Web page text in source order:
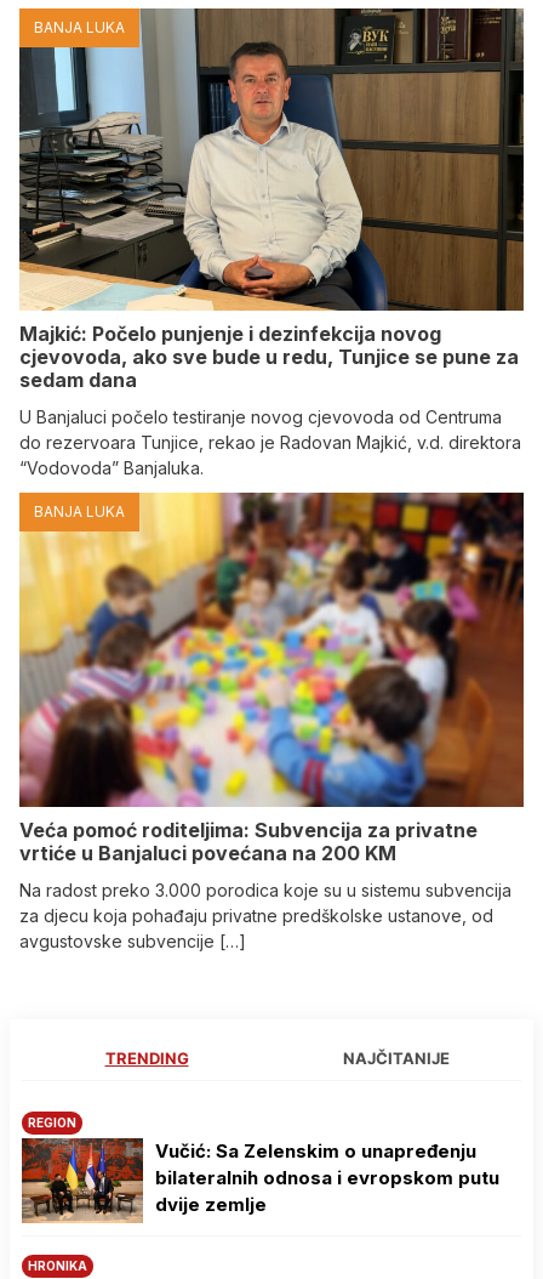
BANJA LUKA
Majkić: Počelo punjenje i dezinfekcija novog
cjevovoda, ako sve bude u redu, Tunjice se pune za
sedam dana
U Banjaluci počelo testiranje novog cjevovoda od Centruma
do rezervoara Tunjice, rekao je Radovan Majkić, v.d. direktora
“Vodovoda” Banjaluka.
BANJA LUKA
Veća pomoć roditeljima: Subvencija za privatne
vrtiće u Banjaluci povećana na 200 KM
Na radost preko 3.000 porodica koje su u sistemu subvencija
za djecu koja pohađaju privatne predškolske ustanove, od
avgustovske subvencije […]
TRENDING NAJČITANIJE
REGION
Vučić: Sa Zelenskim o unapređenju
bilateralnih odnosa i evropskom putu
dvije zemlje
HRONIKA